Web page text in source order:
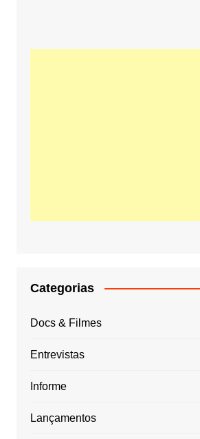
Categorias
Docs & Filmes
Entrevistas
Informe
Lançamentos